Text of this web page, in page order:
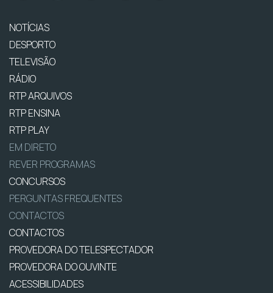
NOTÍCIAS
DESPORTO
TELEVISÃO
RÁDIO
RTP ARQUIVOS
RTP ENSINA
RTP PLAY
EM DIRETO
REVER PROGRAMAS
CONCURSOS
PERGUNTAS FREQUENTES
CONTACTOS
CONTACTOS
PROVEDORA DO TELESPECTADOR
PROVEDORA DO OUVINTE
ACESSIBILIDADES